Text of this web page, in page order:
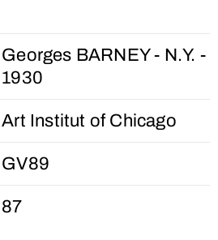
Georges BARNEY - N.Y. -
1930
Art Institut of Chicago
GV89
87